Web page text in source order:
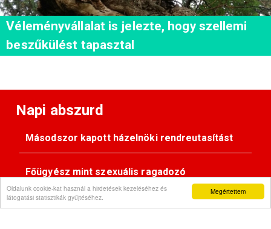
Megértettem
Oldalunk cookie-kat használ a hirdetések kezeléséhez és
látogatási statisztikák gyűjtéséhez.
Véleményvállalat is jelezte, hogy szellemi
beszűkülést tapasztal
Napi abszurd
Másodszor kapott házelnöki rendreutasítást
Főügyész mint szexuális ragadozó
Pimasz önkényúr